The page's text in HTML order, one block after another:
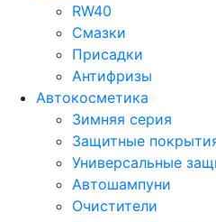
RW40
Смазки
Присадки
Антифризы
Автокосметика
Зимняя серия
Защитные
Универсальные
Автошампуни
Очистители